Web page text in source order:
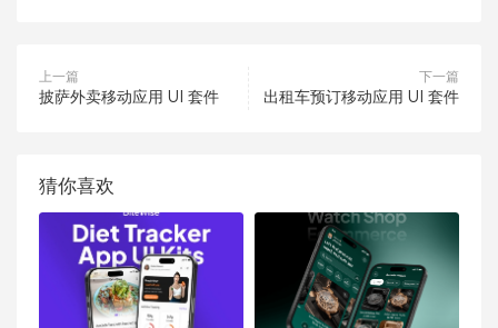
上一篇
披萨外卖移动应用 UI 套件
下一篇
出租车预订移动应用 UI 套件
猜你喜欢